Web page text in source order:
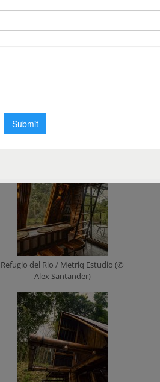
Refugio del Rio / Metriq Estudio (©
Refugio del Rio / Metriq Estudio (©
Refugio del Rio / Metriq Estudio (©
Alex Santander)